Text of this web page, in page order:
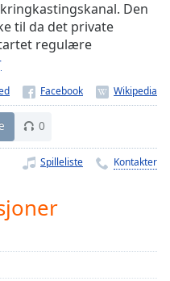
Den
til da det private
regulære
0
Spilleliste Kontakter